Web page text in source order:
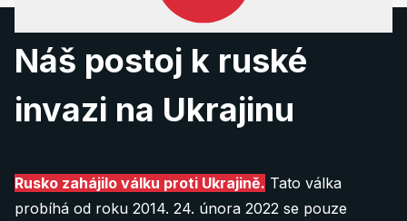
Náš postoj k ruské
invazi na Ukrajinu
Rusko zahájilo válku proti Ukrajině. Tato válka
probíhá od roku 2014. 24. února 2022 se pouze